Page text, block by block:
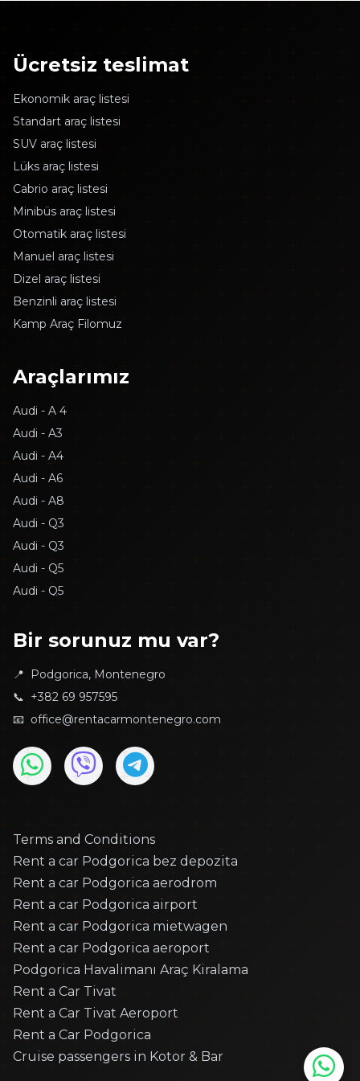
Ücretsiz teslimat
Ekonomik araç listesi
Standart araç listesi
SUV araç listesi
Lüks araç listesi
Cabrio araç listesi
Minibüs araç listesi
Otomatik araç listesi
Manuel araç listesi
Dizel araç listesi
Benzinli araç listesi
Kamp Araç Filomuz
Araçlarımız
Audi - A 4
Audi - A3
Audi - A4
Audi - A6
Audi - A8
Audi - Q3
Audi - Q3
Audi - Q5
Audi - Q5
BMW - 118D
BMW - 3
BMW - Active Tourer
BMW - X1
BMW - X1
BMW - X6
Citroen - C3
Citroen - C3
Citroen - C3 Picasso
Citroen - C4
Citroen - C4
Citroen - C4
Citroen - C4
Citroen - C4 Cactus
Citroen - C4 cactus
Citroen - C4 CACTUS
Citroen - DS5
Bir sorunuz mu var?
📍
Podgorica, Montenegro
📞 +382 69 957595
📧 office@rentacarmontenegro.com
Terms and Conditions
Rent a car Podgorica bez depozita
Rent a car Podgorica aerodrom
Rent a car Podgorica airport
Rent a car Podgorica mietwagen
Rent a car Podgorica aeroport
Podgorica Havalimanı Araç Kiralama
Rent a Car Tivat
Rent a Car Tivat Aeroport
Rent a Car Podgorica
Cruise passengers in Kotor & Bar